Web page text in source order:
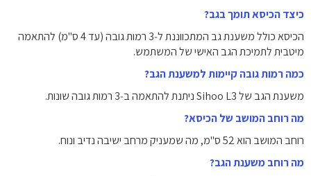
כיצד הכיסא תומך בגב?
הכיסא כולל משענת גב המתכווננת ל‑3 רמות גובה (עד 4 ס"מ) להתאמה
מיטבית לתמיכת הגב האישי של המשתמש.
כמה רמות גובה קיימות למשענת הגב?
משענת הגב של Sihoo L3 ניתנת להתאמה ב‑3 רמות גובה שונות.
מה רוחב המושב של הכיסא?
רוחב המושב הוא 52 ס"מ, מה שמעניק מרחב ישיבה נדיב ונוח.
מה רוחב משענת הגב?